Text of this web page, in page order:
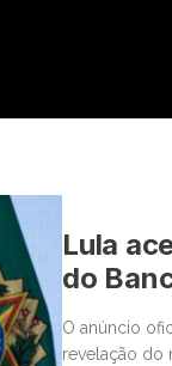
Lula
do
O anúncio
revelação do